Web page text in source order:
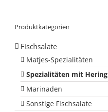
Produktkategorien
Fischsalate
Matjes-Spezialitäten
Spezialitäten mit Hering
Marinaden
Sonstige Fischsalate